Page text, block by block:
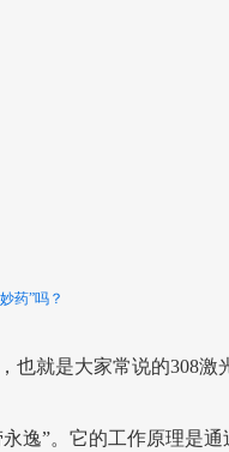
药”吗？
也就是大家常说的308激
逸”。它的工作原理是通